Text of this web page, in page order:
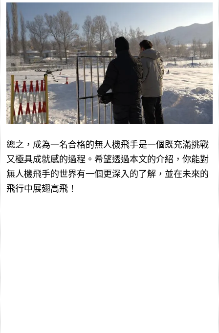
總之，成為一名合格的無人機飛手是一個既充滿挑戰
又極具成就感的過程。希望透過本文的介紹，你能對
無人機飛手的世界有一個更深入的了解，並在未來的
飛行中展翅高飛！